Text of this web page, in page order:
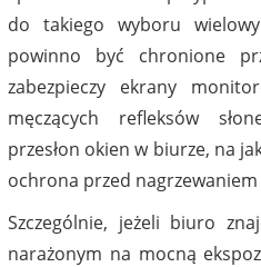
do takiego wyboru
powinno być chronione
zabezpieczy ekrany
męczących refleksów
przesłon okien w biurze, na
ochrona przed
Szczególnie, jeżeli biuro
narażonym na mocną